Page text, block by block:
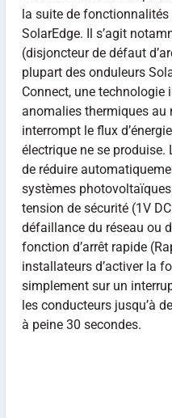
la suite de
SolarEdge. Il s’agit
(disjoncteur de défaut
plupart des onduleurs
Connect, une technologie
anomalies thermiques au
interrompt le flux
électrique ne se
de réduire
systèmes
tension de sécurité (1V
défaillance du réseau ou
fonction d’arrêt rapide
installateurs d’activer la
simplement sur un
les conducteurs jusqu’à
à peine 30 secondes.